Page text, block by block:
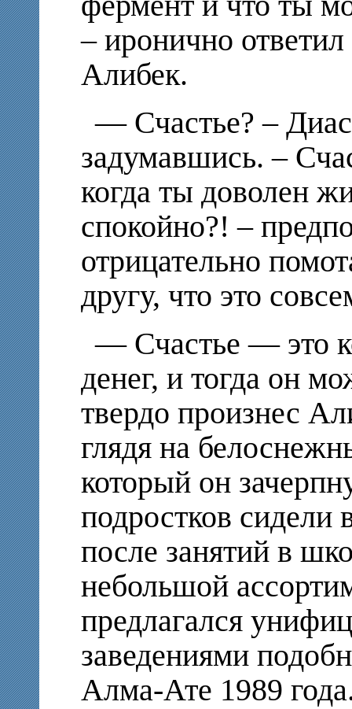
– иронично
Алибек.
— Счастье? –
задумавшись. –
когда ты доволен
спокойно?! –
отрицательно
другу, что это
— Счастье — это
денег, и тогда он
твердо произнес
глядя на
который он
подростков
после занятий в
небольшой
предлагался
заведениями
Алма-Ате 1989